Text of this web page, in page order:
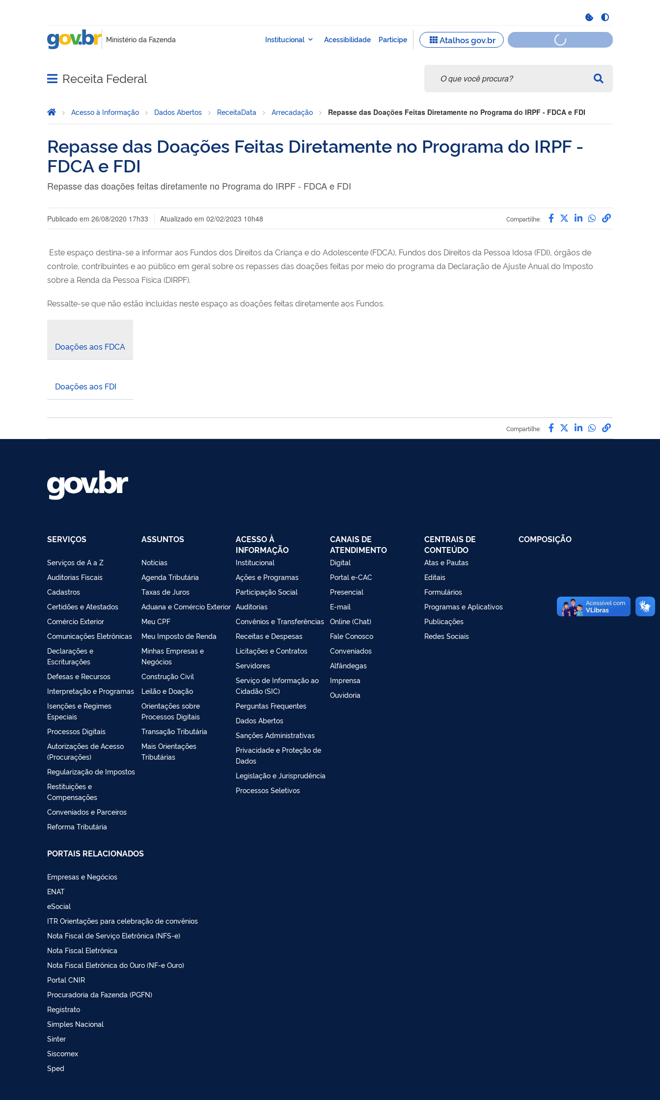
Abrir menu principal de navegação
Receita Federal
Você está aqui:
Página Inicial
Acesso à Informação Dados Abertos ReceitaData Arrecadação Repasse das Doações Feitas Diretamente no Programa do IRPF - FDCA e FDI
Repasse das Doações Feitas Diretamente no Programa do IRPF -
FDCA e FDI
Repasse das doações feitas diretamente no Programa do IRPF - FDCA e FDI
Compartilhe: Compartilhe por Facebook
Compartilhe por
Compartilhe por
Compartilhe
link para
Publicado em 26/08/2020 17h33 Atualizado em 02/02/2023 10h48
Este espaço destina-se a informar aos Fundos dos Direitos da Criança e do Adolescente (FDCA), Fundos dos Direitos da Pessoa Idosa (FDI), órgãos de
controle, contribuintes e ao público em geral sobre os repasses das doações feitas por meio do programa da Declaração de Ajuste Anual do Imposto
sobre a Renda da Pessoa Física (DIRPF).
Ressalte-se que não estão incluídas neste espaço as doações feitas diretamente aos Fundos.
Doações aos FDCA
Doações aos FDI
Compartilhe: Compartilhe por Facebook
Compartilhe por
Compartilhe por
Compartilhe
link para
SERVIÇOS
Serviços de A a Z
Auditorias Fiscais
Cadastros
Certidões e Atestados
Comércio Exterior
Comunicações Eletrônicas
Declarações e
Escriturações
Defesas e Recursos
Interpretação e Programas
Isenções e Regimes
Especiais
Processos Digitais
Autorizações de Acesso
(Procurações)
Regularização de Impostos
Restituições e
Compensações
Conveniados e Parceiros
Reforma Tributária
ASSUNTOS
Notícias
Agenda Tributária
Taxas de Juros
Aduana e Comércio Exterior
Meu CPF
Meu Imposto de Renda
Minhas Empresas e
Negócios
Construção Civil
Leilão e Doação
Orientações sobre
Processos Digitais
Transação Tributária
Mais Orientações
Tributárias
ACESSO À
INFORMAÇÃO
Institucional
Ações e Programas
Participação Social
Auditorias
Convênios e Transferências
Receitas e Despesas
Licitações e Contratos
Servidores
Serviço de Informação ao
Cidadão (SIC)
Perguntas Frequentes
Dados Abertos
Sanções Administrativas
Privacidade e Proteção de
Dados
Legislação e Jurisprudência
Processos Seletivos
CANAIS DE
ATENDIMENTO
Digital
Portal e-CAC
Presencial
E-mail
Online (Chat)
Fale Conosco
Conveniados
Alfândegas
Imprensa
Ouvidoria
CENTRAIS DE
CONTEÚDO
Atas e Pautas
Editais
Formulários
Programas e Aplicativos
Publicações
Redes Sociais
COMPOSIÇÃO
PORTAIS RELACIONADOS
Empresas e Negócios
ENAT
eSocial
ITR Orientações para celebração de convênios
Nota Fiscal de Serviço Eletrônica (NFS-e)
Nota Fiscal Eletrônica
Nota Fiscal Eletrônica do Ouro (NF-e Ouro)
Portal CNIR
Procuradoria da Fazenda (PGFN)
Registrato
Simples Nacional
Sinter
Siscomex
Sped